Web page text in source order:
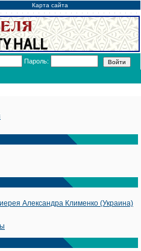
Карта сайта
Пароль:
Александра Клименко (Украина)